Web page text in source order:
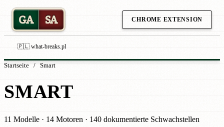
GA SA CHROME EXTENSION
🇵🇱 what-breaks.pl
Startseite / Smart
SMART
11 Modelle · 14 Motoren · 140 dokumentierte Schwachstellen